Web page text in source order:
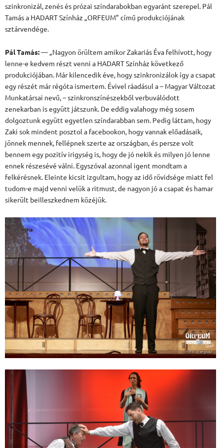
szinkronizál, zenés és prózai színdarabokban egyaránt szerepel. Pál
Tamás a HADART Színház „ORFEUM” című produkciójának
sztárvendége.
Pál Tamás:— „Nagyon örültem amikor Zakariás Éva felhívott, hogy
lenne-e kedvem részt venni a HADART Színház következő
produkciójában. Már kilencedik éve, hogy szinkronizálok így a csapat
egy részét már régóta ismertem. Évivel ráadásul a – Magyar Változat
Munkatársai nevű, – szinkronszínészekből verbuválódott
zenekarban is együtt játszunk. De eddig valahogy még sosem
dolgoztunk együtt egyetlen színdarabban sem. Pedig láttam, hogy
Zaki sok mindent posztol a facebookon, hogy vannak előadásaik,
jönnek mennek, fellépnek szerte az országban, és persze volt
bennem egy pozitív irigység is, hogy de jó nekik és milyen jó lenne
ennek részesévé válni. Egyszóval azonnal igent mondtam a
felkérésnek. Eleinte kicsit izgultam, hogy az idő rövidsége miatt fel
tudom-e majd venni velük a ritmust, de nagyon jó a csapat és hamar
sikerült beilleszkednem közéjük.